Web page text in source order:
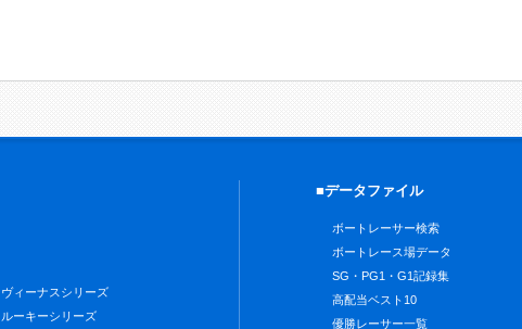
ヴィーナスシリーズ
ルーキーシリーズ
■データファイル
ボートレーサー検索
ボートレース場データ
SG・PG1・G1記録集
高配当ベスト10
優勝レーサー一覧